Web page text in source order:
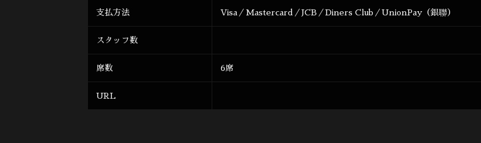
支払方法 Visa／Mastercard／JCB／Diners Club／UnionPay（銀聯）
スタッフ数
席数 6席
URL